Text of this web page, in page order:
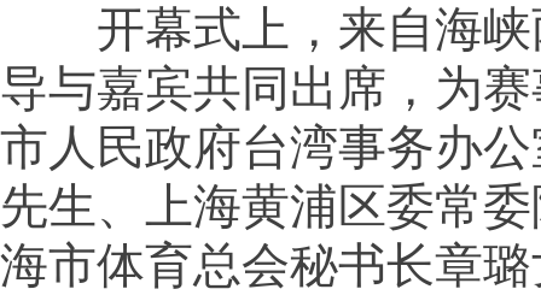
开幕式上，来自海峡
导与嘉宾共同出席，为
市人民政府台湾事务办
先生、上海黄浦区委常
海市体育总会秘书长章